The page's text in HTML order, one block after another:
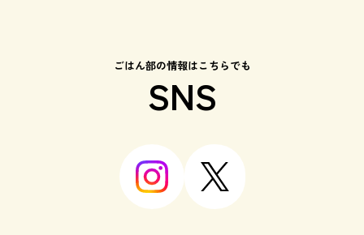
ごはん部の情報はこちらでも
SNS